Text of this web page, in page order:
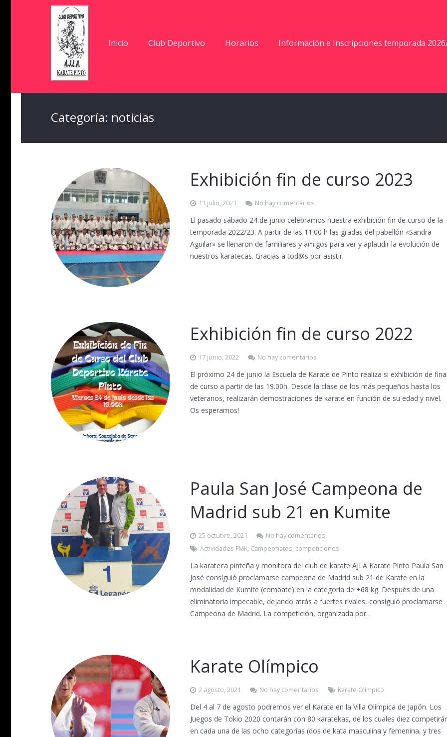
Inicio Club Deportivo Horarios Información e Inscripciones temporada
Categoría: noticias
Exhibición fin de curso 2023
13 julio, 2023 No hay comentarios
El pasado sábado 24 de junio celebramos nuestra exhibición fin de curso de la
temporada 2022/23. A partir de las 11:00 h las gradas del pabellón «Sandra
Aguilar» se llenaron de familiares y amigos para ver y aplaudir la evolución de
nuestros karatecas. Gracias a tod@s por asistir.
Exhibición fin de curso 2022
17 junio, 2022 No hay comentarios
El próximo 24 de junio la Escuela de Karate de Pinto realiza si exhibición de
de curso a partir de las 19.00h. Desde la clase de los más pequeños hasta los
veteranos, realizarán demostraciones de karate en función de su edad y nivel.
Os esperamos!
Paula San José Campeona de
Madrid sub 21 en Kumite
25 octubre, 2021
No hay comentarios
Actividades FMK, Campeonatos, competiciones
La karateca pinteña y monitora del club de karate AJLA Karate Pinto Paula San
José consiguió proclamarse campeona de Madrid sub 21 de Karate en la
modalidad de Kumite (combate) en la categoría de +68 kg. Después de una
eliminatoria impecable, dejando atrás a fuertes rivales, consiguió proclamarse
Campeona de Madrid. La competición, organizada por…
Karate Olímpico
2 agosto, 2021 No hay comentarios Karate Olímpico
Del 4 al 7 de agosto podremos ver el Karate en la Villa Olímpica de Japón. Los
Juegos de Tokio 2020 contarán con 80 karatekas, de los cuales diez
en cada una de las ocho categorías (dos de kata masculina y femenina, y tres